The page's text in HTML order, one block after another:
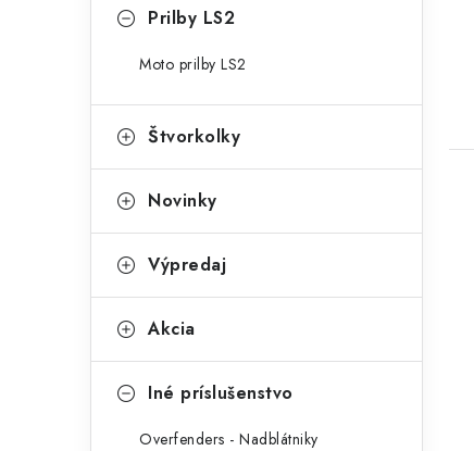
Prilby LS2
Moto prilby LS2
Štvorkolky
Novinky
Výpredaj
Akcia
Iné príslušenstvo
Overfenders - Nadblátniky